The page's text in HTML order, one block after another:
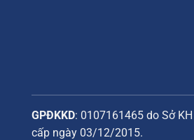
GPĐKKD: 0107161465 do Sở
cấp ngày 03/12/2015.